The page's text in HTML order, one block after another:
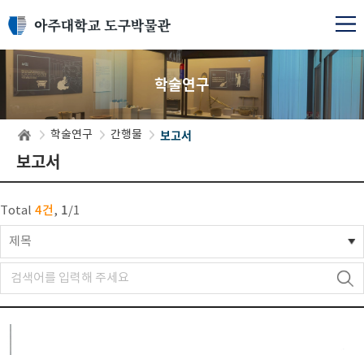
학술연구
학술연구 간행물 보고서
보고서
Total 4건, 1/1
제목